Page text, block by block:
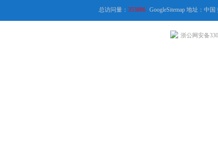
总访问量：353886 GoogleSitemap地址：中国
浙公网安备